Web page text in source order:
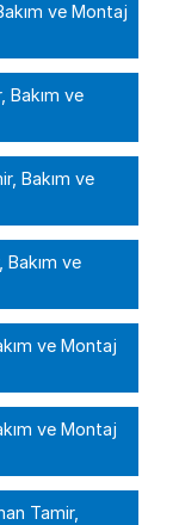
ve Montaj
Bakım ve
Bakım ve
ve
ve Montaj
ve Montaj
Tamir,